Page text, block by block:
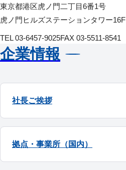
東京都港区虎ノ門二丁目6番1号
虎ノ門ヒルズステーションタワー16F
TEL 03-6457-9025FAX 03-5511-8541
企業情報
社長ご挨拶
拠点・事業所（国内）